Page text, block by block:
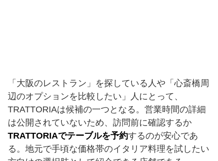
「大阪のレストラン」を探している人や「心斎橋周
辺のオプションを比較したい」人にとって、
TRATTORIAは候補の一つとなる。営業時間の詳細
は公開されていないため、訪問前に確認するか
TRATTORIAでテーブルを予約するのが安心であ
る。地元で手頃な価格帯のイタリア料理を試したい